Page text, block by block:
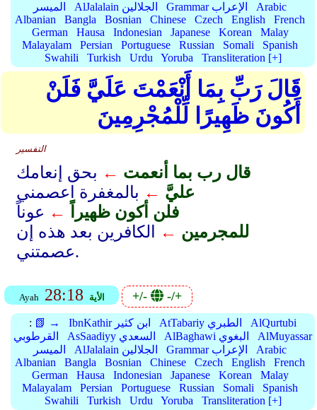
الميسر
AlJalalain الجلالين Grammar الإعراب
Arabic
Albanian
Bangla Bosnian Chinese Czech English
French
German
Hausa Indonesian Japanese Korean
Malay
Malayalam
Persian Portuguese Russian Somali
Spanish
Swahili
Turkish Urdu Yoruba Transliteration [+]
قَالَ رَبِّ بِمَا أَنْعَمْتَ عَلَيَّ فَلَنْ
أَكُونَ ظَهِيرًا لِّلْمُجْرِمِينَ
التفسير
قال رب بما أنعمت ← بحق إنعامك
عليَّ ← بالمغفرة اعصمني
فلن أكون ظهيراً
← عوناً
للمجرمين ←
الكافرين بعد هذه إن
عصمتني.
Ayah 28:18 الأية +/- -/+
: 📗 → IbnKathir ابن كثير AtTabariy الطبري
AlQurtubi
القرطوبي
AsSaadiyy السعدي AlBaghawi البغوي
AlMuyassar
الميسر
AlJalalain الجلالين Grammar الإعراب
Arabic
Albanian
Bangla Bosnian Chinese Czech English
French
German
Hausa Indonesian Japanese Korean
Malay
Malayalam
Persian Portuguese Russian Somali
Spanish
Swahili
Turkish Urdu Yoruba Transliteration [+]